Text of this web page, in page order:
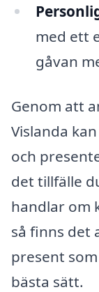
med ett
gåvan
Genom att
Vislanda
och
det tillfälle
handlar om
så finns det
present
bästa sätt.